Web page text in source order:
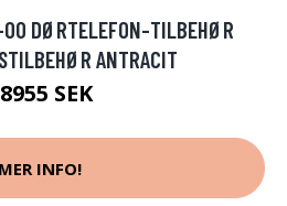
DØRTELEFON-TILBEHØR
ANTRACIT
SEK
MER INFO!